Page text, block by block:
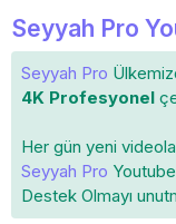
Seyyah Pro
Seyyah Pro
4K Profesyonel
Her gün yeni
Seyyah Pro Youtube
Destek Olmayı